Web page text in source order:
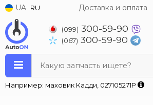
UA RU Доставка и оплата
(099) 300-59-90
(067) 300-59-90
Какую запчасть ищете?
Например: маховик Кадди, 027105271P